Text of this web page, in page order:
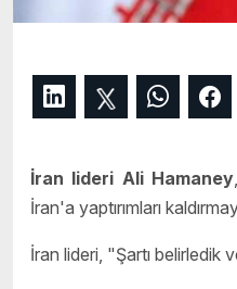
İran lideri Ali Hamaney
İran'a yaptırımları
İran lideri, "Şartı belirledik